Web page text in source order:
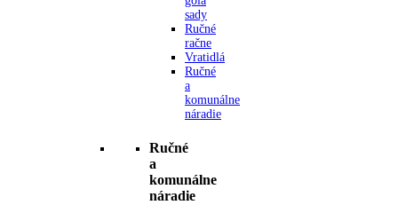
sady
Ručné
račne
Vratidlá
Ručné
a
komunálne
náradie
Ručné
a
komunálne
náradie